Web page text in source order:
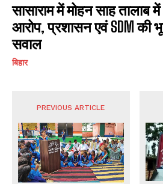
सासाराम में मोहन साह तालाब
आरोप, प्रशासन एवं SDM की
सवाल
बिहार
PREVIOUS ARTICLE